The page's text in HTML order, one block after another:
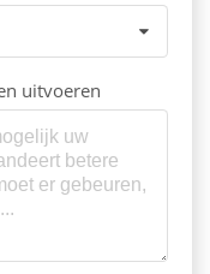
uitvoeren